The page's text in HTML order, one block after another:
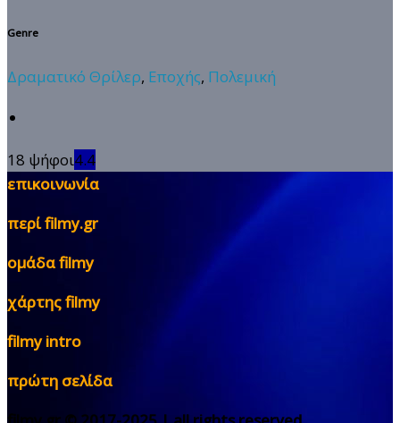
Genre
Δραματικό Θρίλερ, Εποχής, Πολεμική
18 ψήφοι4.4
επικοινωνία
περί filmy.gr
ομάδα filmy
χάρτης filmy
filmy intro
πρώτη σελίδα